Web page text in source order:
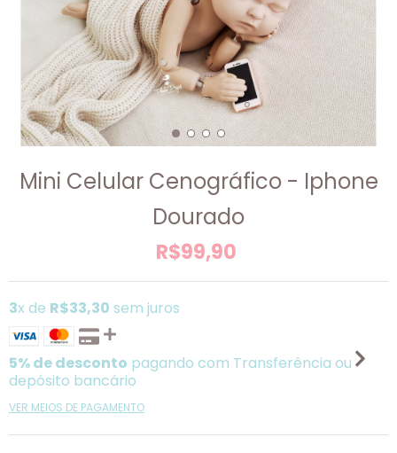
Mini Celular Cenográfico - Iphone
Dourado
R$99,90
3x de R$33,30 sem juros
5% de desconto pagando com Transferência ou
depósito bancário
VER MEIOS DE PAGAMENTO